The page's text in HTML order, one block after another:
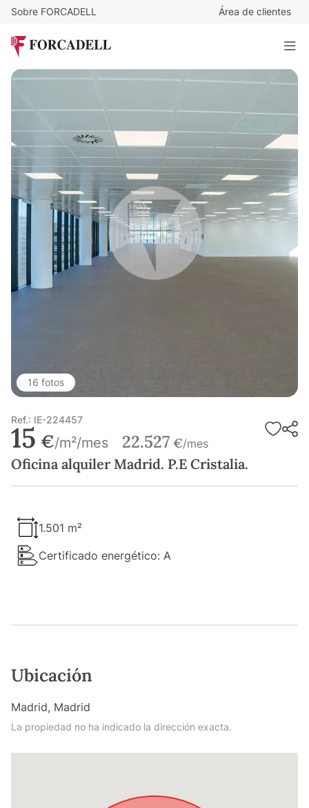
Sobre FORCADELL Área de clientes
Oficina alquiler Madrid. P.E Cristalia.
1.501 m²
16 fotos
Ref.: IE-224457
15 €/m²/mes 22.527 €/mes
Oficina alquiler Madrid. P.E Cristalia.
1.501 m²
Certificado energético: A
Ubicación
Madrid, Madrid
La propiedad no ha indicado la dirección exacta.